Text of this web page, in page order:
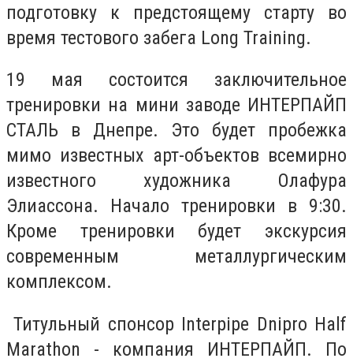
подготовку к предстоящему старту во
время тестового забега Long Training.
19 мая состоится заключительное
тренировки на мини заводе ИНТЕРПАЙП
СТАЛЬ в Днепре. Это будет пробежка
мимо известных арт-объектов всемирно
известного художника Олафура
Элиассона. Начало тренировки в 9:30.
Кроме тренировки будет экскурсия
современным металлургическим
комплексом.
Титульный спонсор Interpipe Dnipro Half
Marathon - компания ИНТЕРПАЙП. По